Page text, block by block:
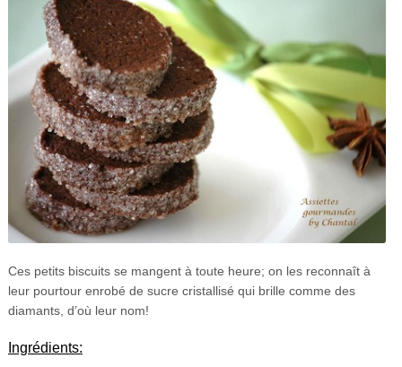
Ces petits biscuits se mangent à toute heure; on les reconnaît à
leur pourtour enrobé de sucre cristallisé qui brille comme des
diamants, d’où leur nom!
Ingrédients: